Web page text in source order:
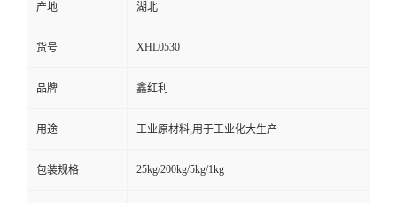
产地 湖北
货号 XHL0530
品牌 鑫红利
用途 工业原材料,用于工业化大生产
包装规格 25kg/200kg/5kg/1kg